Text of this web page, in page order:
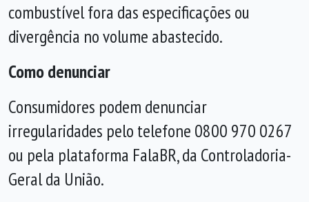
combustível fora das especificações ou
divergência no volume abastecido.
Como denunciar
Consumidores podem denunciar
irregularidades pelo telefone 0800 970 0267
ou pela plataforma FalaBR, da Controladoria-
Geral da União.